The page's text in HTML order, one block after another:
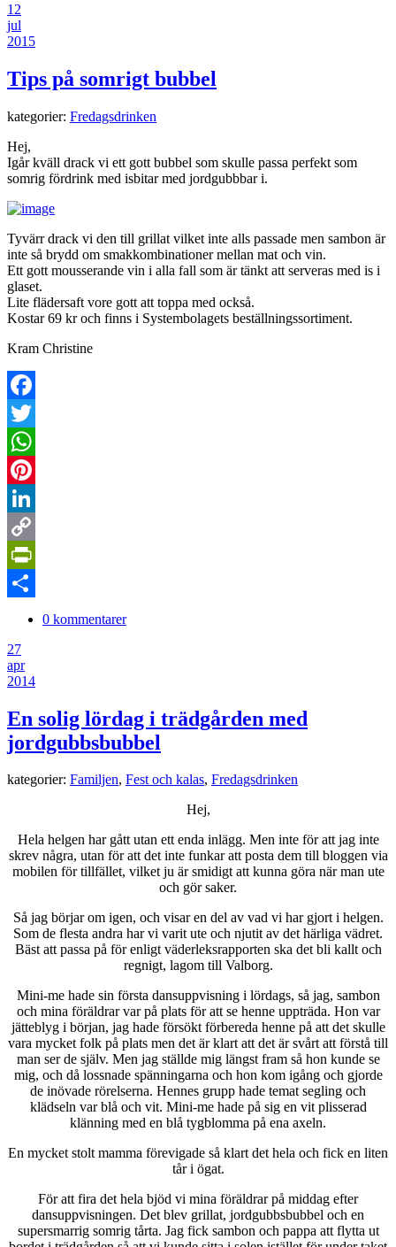
12
jul
2015
Tips på somrigt bubbel
kategorier: Fredagsdrinken
Hej,
Igår kväll drack vi ett gott bubbel som skulle passa perfekt som
somrig fördrink med isbitar med jordgubbbar i.
Tyvärr drack vi den till grillat vilket inte alls passade men sambon är
inte så brydd om smakkombinationer mellan mat och vin.
Ett gott mousserande vin i alla fall som är tänkt att serveras med is i
glaset.
Lite flädersaft vore gott att toppa med också.
Kostar 69 kr och finns i Systembolagets beställningssortiment.
Kram Christine
Facebook
Twitter
WhatsApp
Pinterest
LinkedIn
Copy
Link
PrintFriendly
0 kommentarer
27
apr
2014
En solig lördag i trädgården med
jordgubbsbubbel
kategorier: Familjen, Fest och kalas, Fredagsdrinken
Hej,
Hela helgen har gått utan ett enda inlägg. Men inte för att jag inte
skrev några, utan för att det inte funkar att posta dem till bloggen via
mobilen för tillfället, vilket ju är smidigt att kunna göra när man ute
och gör saker.
Så jag börjar om igen, och visar en del av vad vi har gjort i helgen.
Som de flesta andra har vi varit ute och njutit av det härliga vädret.
Bäst att passa på för enligt väderleksrapporten ska det bli kallt och
regnigt, lagom till Valborg.
Mini-me hade sin första dansuppvisning i lördags, så jag, sambon
och mina föräldrar var på plats för att se henne uppträda. Hon var
jätteblyg i början, jag hade försökt förbereda henne på att det skulle
vara mycket folk på plats men det är klart att det är svårt att förstå till
man ser de själv. Men jag ställde mig längst fram så hon kunde se
mig, och då lossnade spänningarna och hon kom igång och gjorde
de inövade rörelserna. Hennes grupp hade temat segling och
klädseln var blå och vit. Mini-me hade på sig en vit plisserad
klänning med en blå tygblomma på ena axeln.
En mycket stolt mamma förevigade så klart det hela och fick en liten
tår i ögat.
För att fira det hela bjöd vi mina föräldrar på middag efter
dansuppvisningen. Det blev grillat, jordgubbsbubbel och en
supersmarrig somrig tårta. Jag fick sambon och pappa att flytta ut